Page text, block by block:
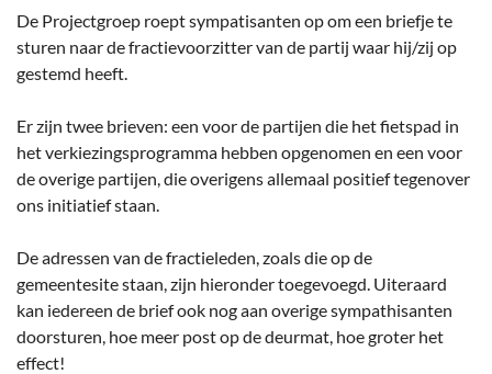
De Projectgroep roept sympatisanten op om een briefje te
sturen naar de fractievoorzitter van de partij waar hij/zij op
gestemd heeft.
Er zijn twee brieven: een voor de partijen die het fietspad in
het verkiezingsprogramma hebben opgenomen en een voor
de overige partijen, die overigens allemaal positief tegenover
ons initiatief staan.
De adressen van de fractieleden, zoals die op de
gemeentesite staan, zijn hieronder toegevoegd. Uiteraard
kan iedereen de brief ook nog aan overige sympathisanten
doorsturen, hoe meer post op de deurmat, hoe groter het
effect!